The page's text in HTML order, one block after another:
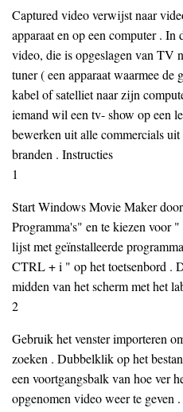
Captured video verwijst naar
apparaat en op een computer .
video, die is opgeslagen van TV
tuner ( een apparaat waarmee de
kabel of satelliet naar zijn
iemand wil een tv- show op een
bewerken uit alle commercials
branden . Instructies
1
Start Windows Movie Maker
Programma's" en te kiezen voor
lijst met geïnstalleerde
CTRL + i " op het toetsenbord .
midden van het scherm met het
2
Gebruik het venster importeren
zoeken . Dubbelklik op het
een voortgangsbalk van hoe ver
opgenomen video weer te geven